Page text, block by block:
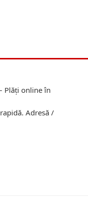
Plăți online în
Adresă /